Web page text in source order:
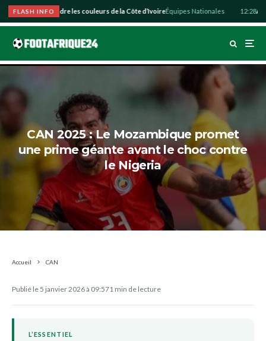
FLASH INFO
souhaite défendre les couleurs de la Côte d’IvoireÉquipes Nationales 12:28
CAN 2025 : Le Mozambique promet
une prime géante avant le choc contre
le Nigeria
Accueil CAN
Publié le 5 janvier 2026 à 09:571 min de lecture
L’ESSENTIEL